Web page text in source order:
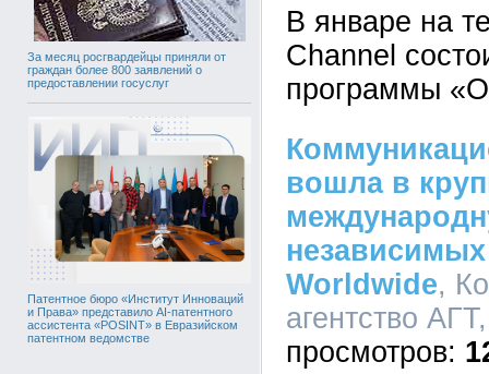
За месяц росгвардейцы приняли от
граждан более 800 заявлений о
предоставлении госуслуг
Патентное бюро «Институт Инноваций
и Права» представило AI-патентного
ассистента «POSINT» в Евразийском
патентном ведомстве
В январе на
Channel
программы
вошла в
независимых
Worldwide,
агентство